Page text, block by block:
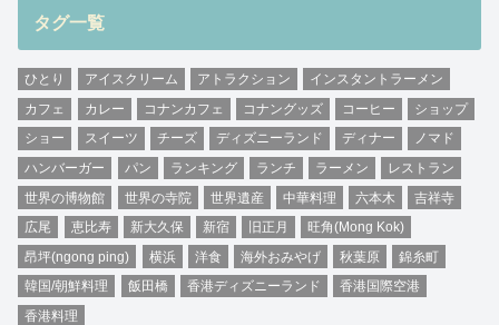
タグ一覧
ひとり アイスクリーム アトラクション
インスタントラーメン
カフェ
カレー コナンカフェ コナングッズ コーヒー
ショップ
ショー
スイーツ チーズ ディズニーランド ディナー
ノマド
ハンバーガー
パン ランキング ランチ ラーメン
レストラン
世界の博物館
世界の寺院 世界遺産 中華料理 六本木
吉祥寺
広尾
恵比寿 新大久保 新宿 旧正月
旺角(Mong Kok)
昂坪(ngong ping)
横浜 洋食 海外おみやげ 秋葉原
錦糸町
韓国/朝鮮料理
飯田橋 香港ディズニーランド
香港国際空港
香港料理